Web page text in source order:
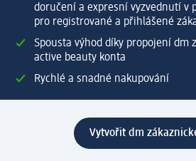
doručení a expresní vyzvednutí v
pro registrované a přihlášené
Spousta výhod díky propojení dm
active beauty konta
Rychlé a snadné nakupování
Vytvořit dm